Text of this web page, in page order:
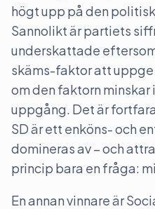
högt upp på den
Sannolikt är partiets
underskattade
skäms-faktor att uppge
om den faktorn
uppgång. Det är
SD är ett enköns- och
domineras av – och
princip bara en fråga:
En annan vinnare är